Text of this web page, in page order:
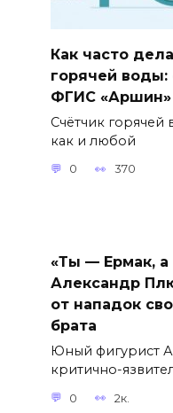
Как часто
горячей
ФГИС «Аршин»
Счётчик
как и любой
0 370
«Ты — Ермак,
Александр
от нападок
брата
Юный фигурист
критично-
0 2к.